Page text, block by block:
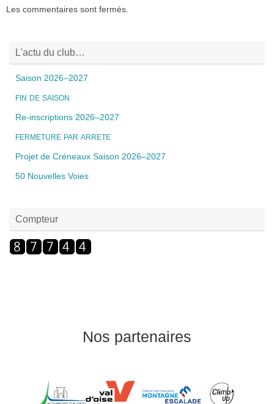
Les commentaires sont fermés.
L'actu du club…
Saison 2026–2027
FIN DE SAISON
Re-inscriptions 2026–2027
FERMETURE PAR ARRETE
Projet de Créneaux Saison 2026–2027
50 Nouvelles Voies
Compteur
Nos partenaires